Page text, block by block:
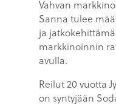
Vahvan
Sanna tulee
ja
markkinoinnin
avulla.
Reilut 20 vuotta
on syntyjään